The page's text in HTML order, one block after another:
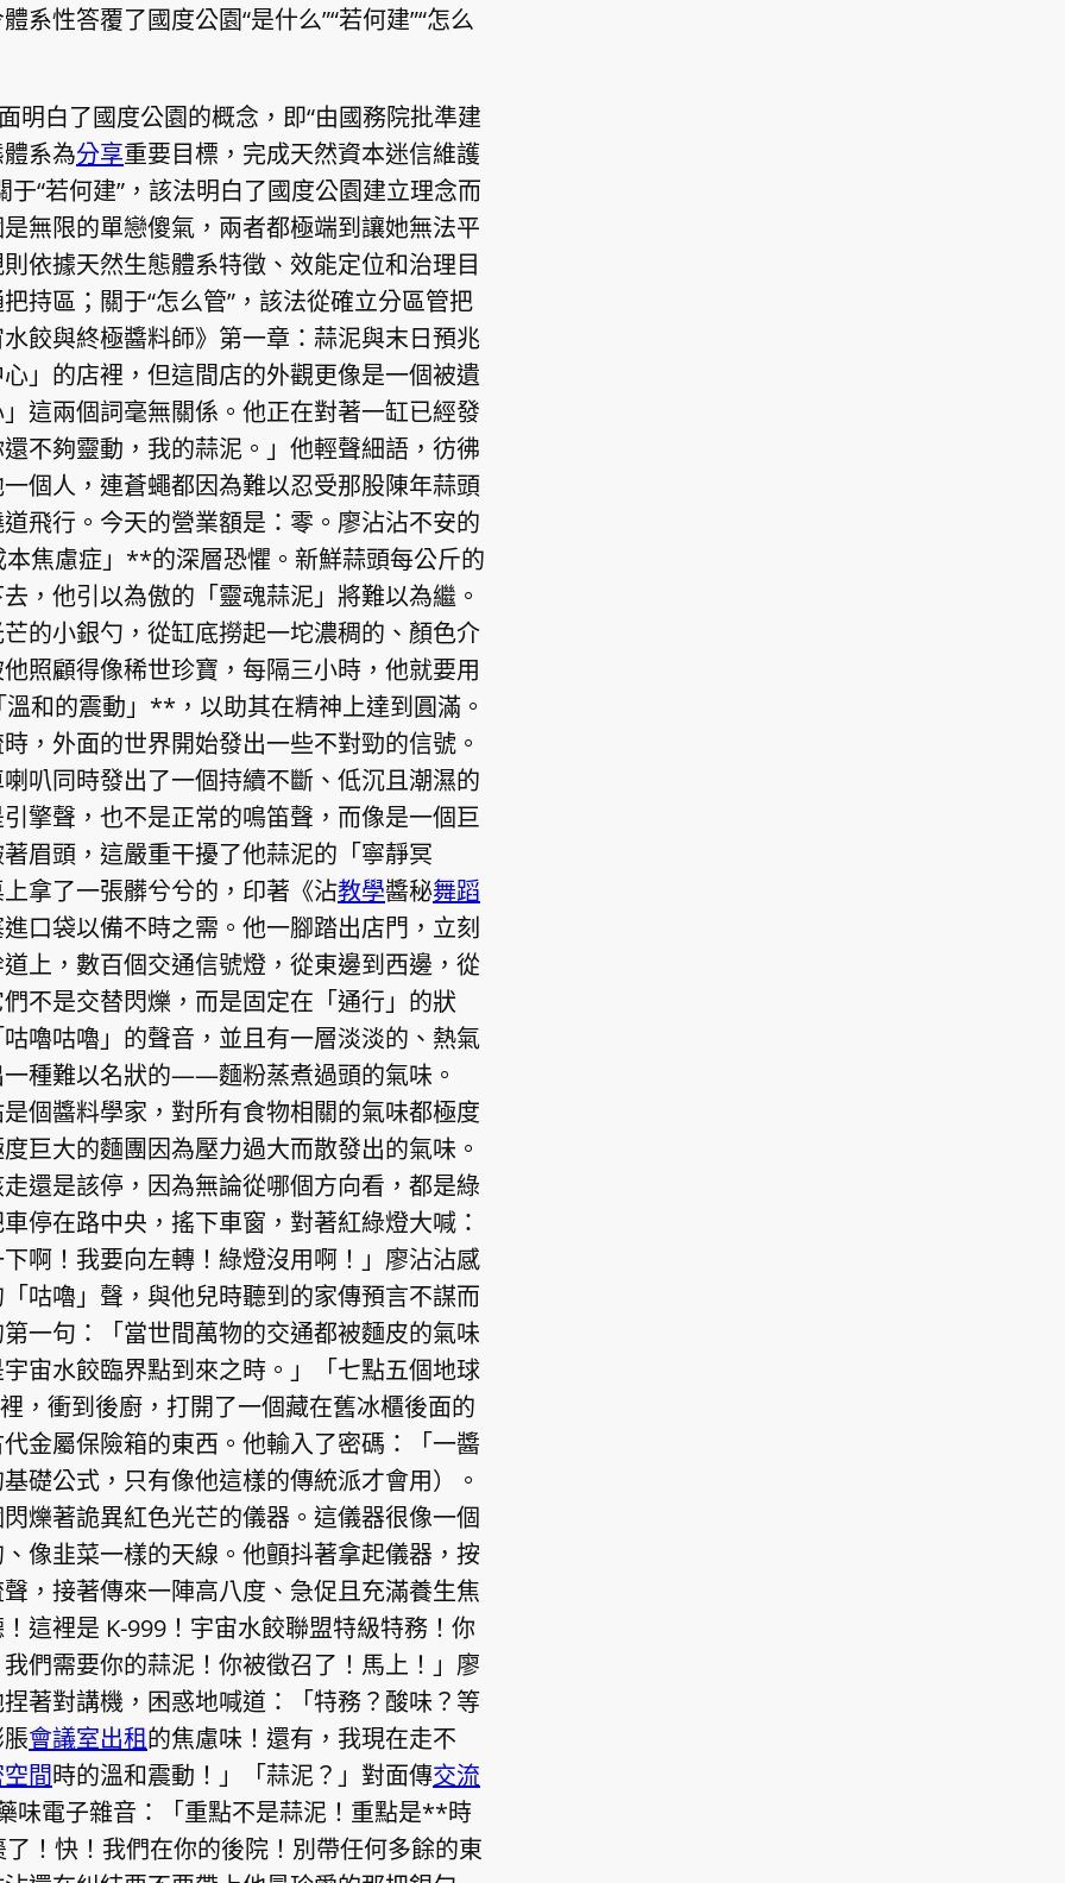
系性答覆了國度公園“是什么”“若何建”“怎么
明白了國度公園的概念，即“由國務院批準建
系為分享重要目標，完成天然資本迷信維護
“若何建”，該法明白了國度公園建立理念而
無限的單戀傻氣，兩者都極端到讓她無法平
依據天然生態體系特徵、效能定位和治理目
持區；關于“怎么管”，該法從確立分區管把
餃與終極醬料師》第一章：蒜泥與末日預兆
」的店裡，但這間店的外觀更像是一個被遺
這兩個詞毫無關係。他正在對著一缸已經發
不夠靈動，我的蒜泥。」他輕聲細語，彷彿
個人，連蒼蠅都因為難以忍受那股陳年蒜頭
飛行。今天的營業額是：零。廖沾沾不安的
焦慮症」**的深層恐懼。新鮮蒜頭每公斤的
，他引以為傲的「靈魂蒜泥」將難以為繼。
的小銀勺，從缸底撈起一坨濃稠的、顏色介
照顧得像稀世珍寶，每隔三小時，他就要用
和的震動」**，以助其在精神上達到圓滿。
，外面的世界開始發出一些不對勁的信號。
叭同時發出了一個持續不斷、低沉且潮濕的
聲，也不是正常的鳴笛聲，而像是一個巨
眉頭，這嚴重干擾了他蒜泥的「寧靜冥
拿了一張髒兮兮的，印著《沾教學醬秘舞蹈
口袋以備不時之需。他一腳踏出店門，立刻
上，數百個交通信號燈，從東邊到西邊，從
不是交替閃爍，而是固定在「通行」的狀
嚕咕嚕」的聲音，並且有一層淡淡的、熱氣
種難以名狀的——麵粉蒸煮過頭的氣味。
個醬料學家，對所有食物相關的氣味都極度
巨大的麵團因為壓力過大而散發出的氣味。
還是該停，因為無論從哪個方向看，都是綠
停在路中央，搖下車窗，對著紅綠燈大喊：
啊！我要向左轉！綠燈沒用啊！」廖沾沾感
咕嚕」聲，與他兒時聽到的家傳預言不謀而
一句：「當世間萬物的交通都被麵皮的氣味
宙水餃臨界點到來之時。」「七點五個地球
，衝到後廚，打開了一個藏在舊冰櫃後面的
金屬保險箱的東西。他輸入了密碼：「一醬
礎公式，只有像他這樣的傳統派才會用）。
爍著詭異紅色光芒的儀器。這儀器很像一個
像韭菜一樣的天線。他顫抖著拿起儀器，按
，接著傳來一陣高八度、急促且充滿養生焦
這裡是 K-999！宇宙水餃聯盟特級特務！你
們需要你的蒜泥！你被徵召了！馬上！」廖
著對講機，困惑地喊道：「特務？酸味？等
會議室出租的焦慮味！還有，我現在走不
間時的溫和震動！」「蒜泥？」對面傳交流
味電子雜音：「重點不是蒜泥！重點是**時
！快！我們在你的後院！別帶任何多餘的東